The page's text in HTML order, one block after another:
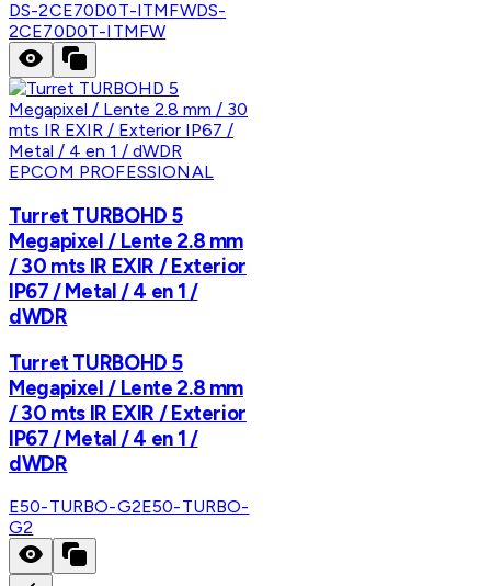
DS-2CE70D0T-ITMFWDS-
2CE70D0T-ITMFW
EPCOM PROFESSIONAL
Turret TURBOHD 5
Megapixel / Lente 2.8 mm
/ 30 mts IR EXIR / Exterior
IP67 / Metal / 4 en 1 /
dWDR
Turret TURBOHD 5
Megapixel / Lente 2.8 mm
/ 30 mts IR EXIR / Exterior
IP67 / Metal / 4 en 1 /
dWDR
E50-TURBO-G2E50-TURBO-
G2